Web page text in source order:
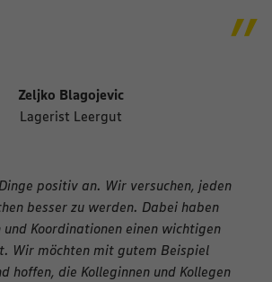
Zeljko Blagojevic
Lagerist Leergut
positiv an. Wir versuchen, jeden
besser zu werden. Dabei haben
Koordinationen einen wichtigen
Wir möchten mit gutem Beispiel
hoffen, die Kolleginnen und Kollegen